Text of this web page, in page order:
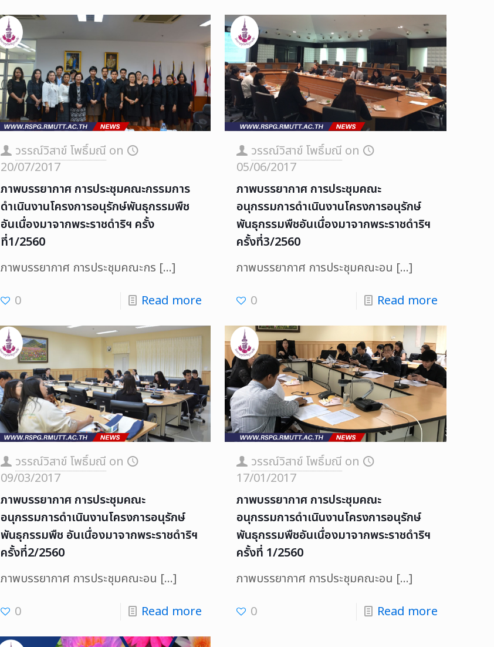
วรรณ์วิสาข์ โพธิ์มณี on
20/07/2017
ภาพบรรยากาศ การประชุมคณะกรรมการ
ดำเนินงานโครงการอนุรักษ์พันธุกรรมพืช
อันเนื่องมาจากพระราชดำริฯ ครั้ง
ที่1/2560
ภาพบรรยากาศ การประชุมคณะกร […]
0
Read more
วรรณ์วิสาข์ โพธิ์มณี on
05/06/2017
ภาพบรรยากาศ การประชุมคณะ
อนุกรรมการดำเนินงานโครงการอนุรักษ์
พันธุกรรมพืชอันเนื่องมาจากพระราชดำริฯ
ครั้งที่3/2560
ภาพบรรยากาศ การประชุมคณะอน […]
0
Read more
วรรณ์วิสาข์ โพธิ์มณี on
09/03/2017
ภาพบรรยากาศ การประชุมคณะ
อนุกรรมการดำเนินงานโครงการอนุรักษ์
พันธุกรรมพืช อันเนื่องมาจากพระราชดำริฯ
ครั้งที่2/2560
ภาพบรรยากาศ การประชุมคณะอน […]
0
Read more
วรรณ์วิสาข์ โพธิ์มณี on
17/01/2017
ภาพบรรยากาศ การประชุมคณะ
อนุกรรมการดำเนินงานโครงการอนุรักษ์
พันธุกรรมพืชอันเนื่องมาจากพระราชดำริฯ
ครั้งที่ 1/2560
ภาพบรรยากาศ การประชุมคณะอน […]
0
Read more